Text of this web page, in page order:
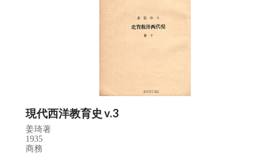
現代西洋教育史 v.3
姜琦著
1935
商務